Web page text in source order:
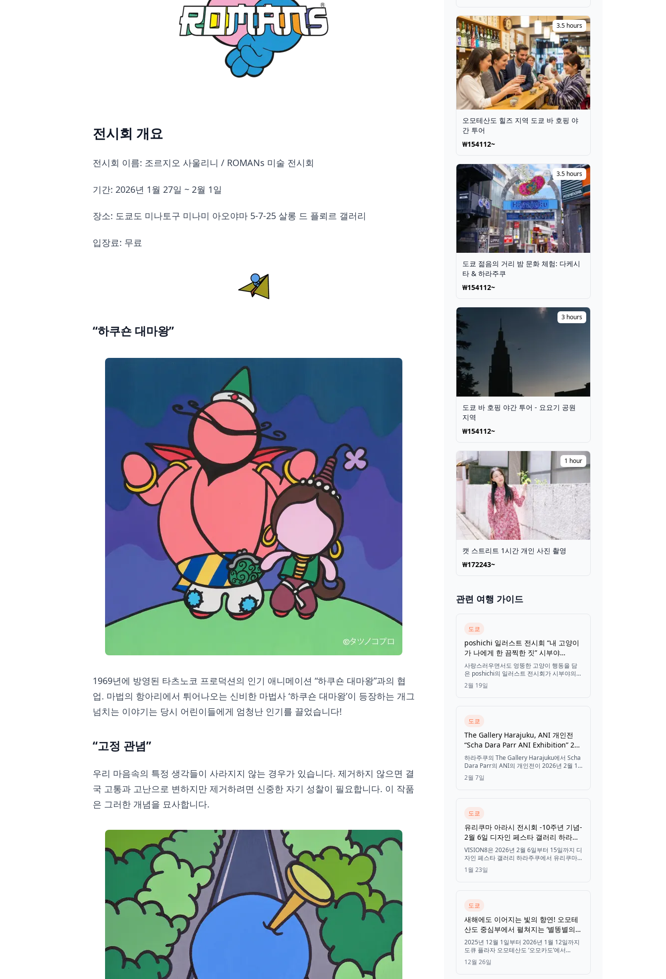
전시회 개요
전시회 이름: 조르지오 사울리니 / ROMANs 미술 전시회
기간: 2026년 1월 27일 ~ 2월 1일
장소: 도쿄도 미나토구 미나미 아오야마 5-7-25 살롱 드 플뢰르 갤러리
입장료: 무료
“하쿠숀 대마왕”
1969년에 방영된 타츠노코 프로덕션의 인기 애니메이션 “하쿠숀 대마왕”과의 협
업. 마법의 항아리에서 튀어나오는 신비한 마법사 ‘하쿠숀 대마왕’이 등장하는 개그
넘치는 이야기는 당시 어린이들에게 엄청난 인기를 끌었습니다!
“고정 관념”
우리 마음속의 특정 생각들이 사라지지 않는 경우가 있습니다. 제거하지 않으면 결
국 고통과 고난으로 변하지만 제거하려면 신중한 자기 성찰이 필요합니다. 이 작품
은 그러한 개념을 묘사합니다.
3.5 hours
오모테산도 힐즈 지역 도쿄 바 호핑 야
간 투어
₩154112~
3.5 hours
도쿄 젊음의 거리 밤 문화 체험: 다케시
타 & 하라주쿠
₩154112~
3 hours
도쿄 바 호핑 야간 투어 - 요요기 공원
지역
₩154112~
1 hour
캣 스트리트 1시간 개인 사진 촬영
₩172243~
관련 여행 가이드
도쿄
poshichi 일러스트 전시회 “내 고양이
가 나에게 한 끔찍한 짓” 시부야
Galerie GEEK/ART에서 단 2일 만에
1,500명 방문
사랑스러우면서도 엉뚱한 고양이 행동을 담
은 poshichi의 일러스트 전시회가 시부야의
작은 갤러리에 전례 없는 인파를 불러모아, 주
말 오프닝에 최대 40분까지 줄을 서서 기다리
2월 19일
도쿄
The Gallery Harajuku, ANI 개인전
“Scha Dara Parr ANI Exhibition” 2월
13일부터 개최
하라주쿠의 The Gallery Harajuku에서 Scha
Dara Parr의 ANI의 개인전이 2026년 2월 13
일부터 2월 22일까지 열립니다. 수십 년에 걸
쳐 제작된 콜라주 작품을 선보입니다.
2월 7일
도쿄
유리쿠마 아라시 전시회 -10주년 기념-
2월 6일 디자인 페스타 갤러리 하라주
쿠에서 개최
VISION8은 2026년 2월 6일부터 15일까지 디
자인 페스타 갤러리 하라주쿠에서 유리쿠마
아라시 10주년 기념 특별 전시회를 개최합니
다. 이번 전시회에서는 새롭게 제작된 일러스
1월 23일
도쿄
새해에도 이어지는 빛의 향연! 오모테
산도 중심부에서 펼쳐지는 ‘별똥별의
숲’ 오모하라 크리스마스 일루미네이션
2025년 12월 1일부터 2026년 1월 12일까지
도큐 플라자 오모테산도 ‘오모카도’에서
NAKED의 혁신적인 레이저 매핑 기술을 활용
한 매혹적인 크리스마스 일루미네이션 행사
12월 26일